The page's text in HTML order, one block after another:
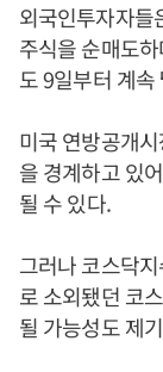
외국인투자자들
주식을 순매도
도 9일부터 계
미국 연방공개
을 경계하고 있
될 수 있다.
그러나 코스닥
로 소외됐던 코
될 가능성도 제